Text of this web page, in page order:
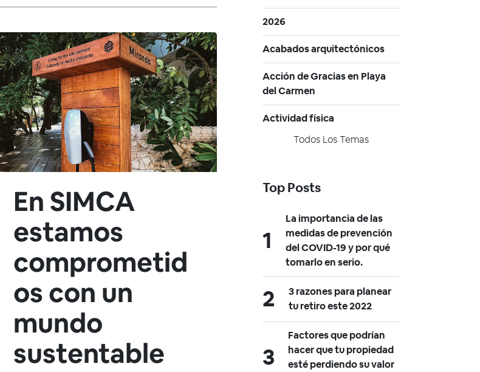
En SIMCA
estamos
comprometid
os con un
mundo
sustentable
2026
Acabados arquitectónicos
Acción de Gracias en Playa
del Carmen
Actividad física
Todos Los Temas
Top Posts
La importancia de las
medidas de prevención
del COVID-19 y por qué
tomarlo en serio.
3 razones para planear
tu retiro este 2022
Factores que podrían
hacer que tu propiedad
esté perdiendo su valor